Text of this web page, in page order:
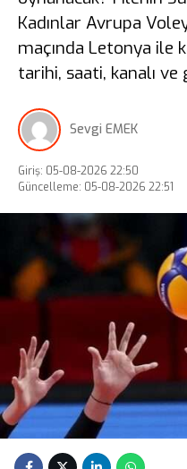
Kadınlar Avrupa
maçında Letonya ile
tarihi, saati, kanalı
Sevgi EMEK
Giriş: 05-08-2026 22:50
Güncelleme: 05-08-2026 22:51